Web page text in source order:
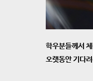
학우분들께서
오랫동안 기다